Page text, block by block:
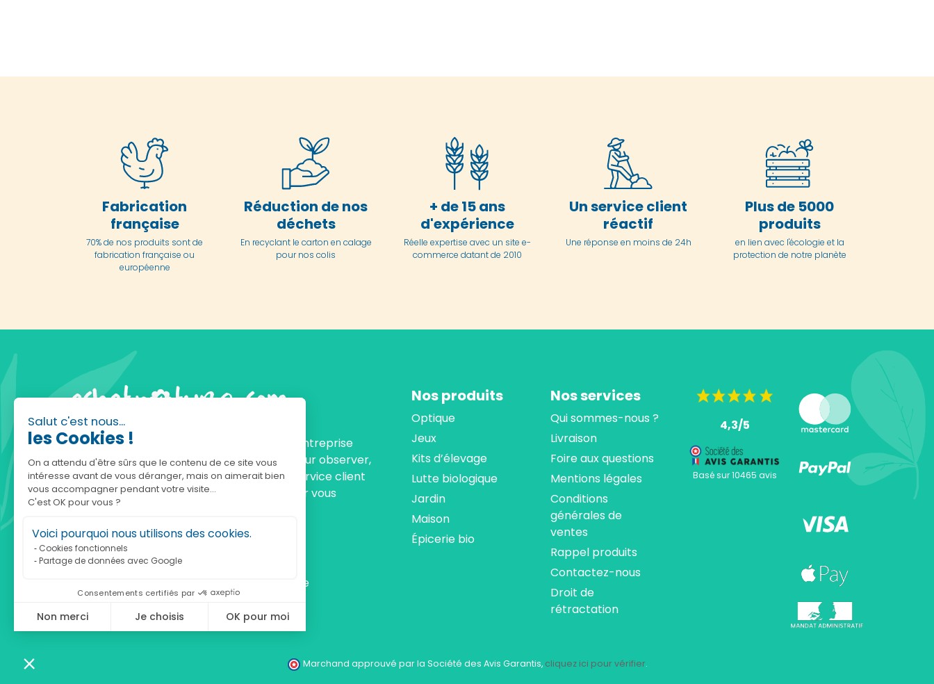
Salut c'est nous...
les Cookies !
On a attendu d'être sûrs que le contenu de ce site vous
intéresse avant de vous déranger, mais on aimerait bien
vous accompagner pendant votre visite...
C'est OK pour vous ?
Voici pourquoi nous utilisons des cookies.
Cookies fonctionnels
Partage de données avec Google
Consentements certifiés par
Non merci Je choisis OK pour moi
Notre plateforme vous permet d'adapter et de gérer vos paramètres de confidentialité, en garantissant la conformité avec les réglementations. Personnalisez vos préférences pour contrôler la manière dont
Fabrication
française
70% de nos produits sont de
fabrication française ou
européenne
Réduction de nos
déchets
En recyclant le carton en calage
pour nos colis
+ de 15 ans
d'expérience
Réelle expertise avec un site e-
commerce datant de 2010
Un service client
réactif
Une réponse en moins de 24h
Plus de 5000
produits
en lien avec l'écologie et la
protection de notre planète
Fondée en 2010, achatnature.com est une entreprise
française qui réunit plus de 5000 produits pour observer,
comprendre et protéger la nature. Notre service client
est à votre écoute, du lundi au vendredi, pour vous
accompagner.
Notre adresse :
achatnature.com (Ethik & Nature)
160 rue Pierre Fallion - 69140 Rillieux-La-Pape
Nos produits
Optique
Jeux
Kits d’élevage
Lutte biologique
Jardin
Maison
Épicerie bio
Nos services
Qui sommes-nous ?
Livraison
Foire aux questions
Mentions légales
Conditions
générales de
ventes
Rappel produits
Contactez-nous
Droit de
rétractation
4,3/5
Basé sur 10465 avis
Marchand approuvé par la Société des Avis Garantis, cliquez ici pour vérifier.